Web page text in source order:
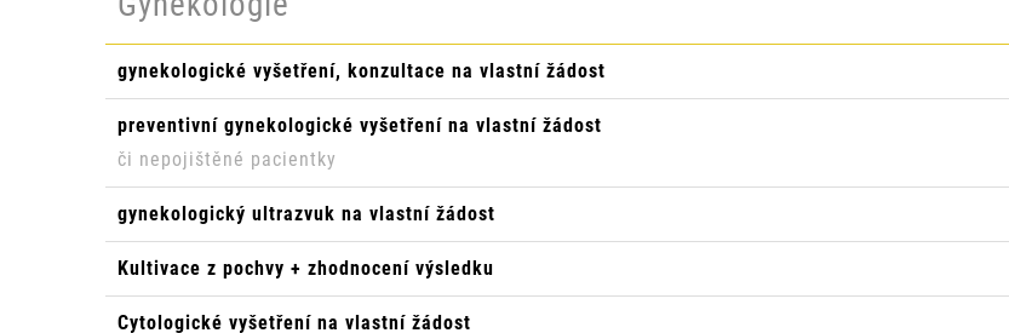
gynekologické vyšetření, konzultace na vlastní žádost
preventivní gynekologické vyšetření na vlastní žádost
či nepojištěné pacientky
gynekologický ultrazvuk na vlastní žádost
Kultivace z pochvy + zhodnocení výsledku
Cytologické vyšetření na vlastní žádost